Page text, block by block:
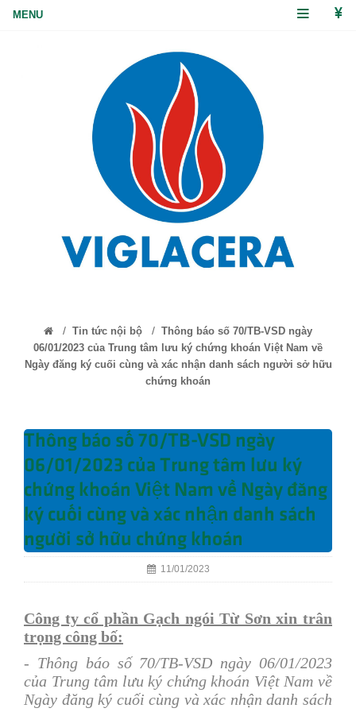
/ Tin tức nội bộ / Thông báo số 70/TB-VSD ngày
06/01/2023 của Trung tâm lưu ký chứng khoán Việt Nam về
Ngày đăng ký cuối cùng và xác nhận danh sách người sở hữu
chứng khoán
Thông báo số 70/TB-VSD ngày
06/01/2023 của Trung tâm lưu ký
chứng khoán Việt Nam về Ngày đăng
ký cuối cùng và xác nhận danh sách
người sở hữu chứng khoán
11/01/2023
Công ty cổ phần Gạch ngói Từ Sơn xin trân
trọng công bố:
- Thông báo số 70/TB-VSD ngày 06/01/2023
của Trung tâm lưu ký chứng khoán Việt Nam về
Ngày đăng ký cuối cùng và xác nhận danh sách